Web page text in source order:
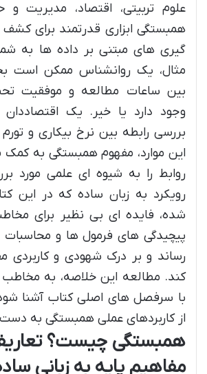
علوم تربیتی، اقتصاد، مدیریت و
همبستگی ابزاری قدرتمند برای
گیری های مبتنی بر داده ها به
مثال، یک روانشناس ممکن است
بین ساعات مطالعه و موفقیت
وجود دارد یا خیر. یک
بررسی رابطه بین نرخ بیکاری و
این موارد، مفهوم همبستگی به کمک
روابط را به شیوه ای علمی مورد
رویکرد به زبان ساده که در این
شده، فایده ای بی نظیر برای
پیچیدگی های فرمول ها و محاسبات
رساند و بر درک شهودی و کاربردی
کند. مطالعه این خلاصه، به
با سرفصل های اصلی کتاب آشنا
از کاربردهای عملی همبستگی به دست
همبستگی چیست؟
مفاهیم پایه به زبانی